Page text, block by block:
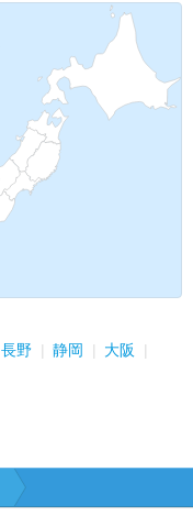
長野 静岡
大阪